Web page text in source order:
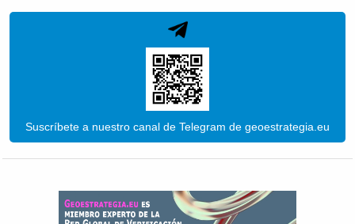
Suscríbete a nuestro canal de Telegram de geoestrategia.eu